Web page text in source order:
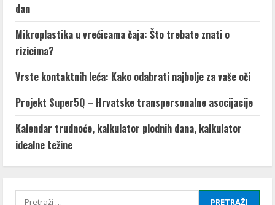
dan
Mikroplastika u vrećicama čaja: Što trebate znati o
rizicima?
Vrste kontaktnih leća: Kako odabrati najbolje za vaše oči
Projekt Super5Q – Hrvatske transpersonalne asocijacije
Kalendar trudnoće, kalkulator plodnih dana, kalkulator
idealne težine
Pretraži: